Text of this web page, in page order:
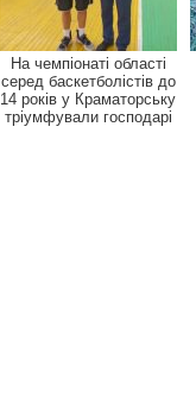
На чемпіонаті області
серед баскетболістів до
14 років у Краматорську
тріумфували господарі